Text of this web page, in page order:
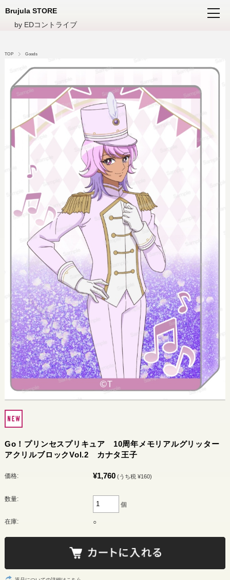
Brujula STORE
by EDコントライブ
TOP Goods
Go！プリンセスプリキュア 10周年メモリアルグリッター
アクリルブロックVol.2 カナタ王子
価格: ¥1,760 (うち税 ¥160)
数量:
個
在庫: ○